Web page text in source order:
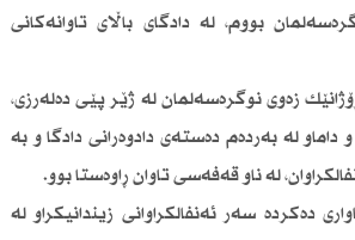
بووم، لە دادگای باڵای تاوانەکانی
زەوی نوگرەسەلمان لە ژێر پێی دەلەرزی،
داماو لە بەردەم دەستەی دادوەرانی دادگا و بە
لە ناو قەفەسی تاوان ڕاوەستا بوو.
دەکردە سەر ئەنفالکراوانی زیندانیکراو لە